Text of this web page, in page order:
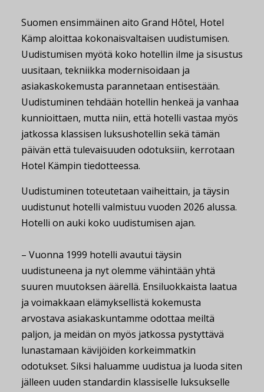
Suomen ensimmäinen aito Grand Hôtel, Hotel
Kämp aloittaa kokonaisvaltaisen uudistumisen.
Uudistumisen myötä koko hotellin ilme ja sisustus
uusitaan, tekniikka modernisoidaan ja
asiakaskokemusta parannetaan entisestään.
Uudistuminen tehdään hotellin henkeä ja vanhaa
kunnioittaen, mutta niin, että hotelli vastaa myös
jatkossa klassisen luksushotellin sekä tämän
päivän että tulevaisuuden odotuksiin, kerrotaan
Hotel Kämpin tiedotteessa.
Uudistuminen toteutetaan vaiheittain, ja täysin
uudistunut hotelli valmistuu vuoden 2026 alussa.
Hotelli on auki koko uudistumisen ajan.
– Vuonna 1999 hotelli avautui täysin
uudistuneena ja nyt olemme vähintään yhtä
suuren muutoksen äärellä. Ensiluokkaista laatua
ja voimakkaan elämyksellistä kokemusta
arvostava asiakaskuntamme odottaa meiltä
paljon, ja meidän on myös jatkossa pystyttävä
lunastamaan kävijöiden korkeimmatkin
odotukset. Siksi haluamme uudistua ja luoda siten
jälleen uuden standardin klassiselle luksukselle